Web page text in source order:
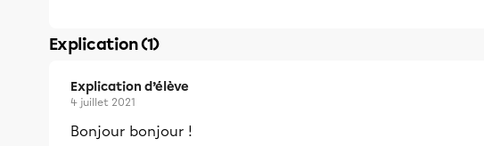
Explication (1)
Explication d’élève
4 juillet 2021
Bonjour bonjour !